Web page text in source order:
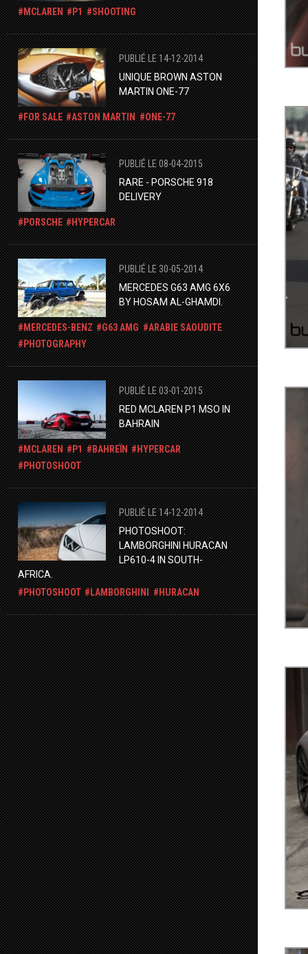
MCLAREN P1 SHOOTING
PUBLIÉ LE 14-12-2014
UNIQUE BROWN ASTON
MARTIN ONE-77
FOR SALE ASTON MARTIN ONE-77
PUBLIÉ LE 08-04-2015
RARE - PORSCHE 918
DELIVERY
PORSCHE HYPERCAR
PUBLIÉ LE 30-05-2014
MERCEDES G63 AMG 6X6
BY HOSAM AL-GHAMDI.
MERCEDES-BENZ G63 AMG
ARABIE SAOUDITE
PHOTOGRAPHY
PUBLIÉ LE 03-01-2015
RED MCLAREN P1 MSO IN
BAHRAIN
MCLAREN P1 BAHREÏN
HYPERCAR
PHOTOSHOOT
PUBLIÉ LE 14-12-2014
PHOTOSHOOT:
LAMBORGHINI HURACAN
LP610-4 IN SOUTH-
AFRICA.
PHOTOSHOOT
LAMBORGHINI HURACAN